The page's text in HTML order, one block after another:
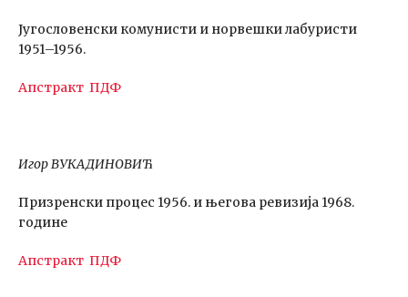
Југословенски комунисти и норвешки лабуристи
1951–1956.
Апстракт ПДФ
Игор ВУКАДИНОВИЋ
Призренски процес 1956. и његова ревизија 1968.
године
Апстракт ПДФ